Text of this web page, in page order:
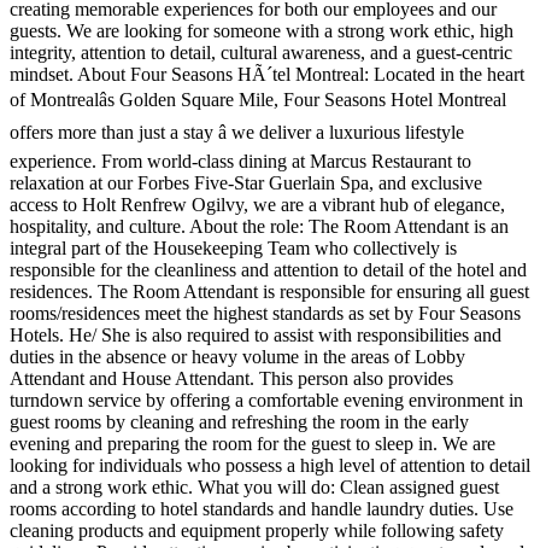
creating memorable experiences for both our employees and our
guests. We are looking for someone with a strong work ethic, high
integrity, attention to detail, cultural awareness, and a guest-centric
mindset. About Four Seasons HÃ´tel Montreal: Located in the heart
of Montrealâs Golden Square Mile, Four Seasons Hotel Montreal
offers more than just a stay â we deliver a luxurious lifestyle
experience. From world-class dining at Marcus Restaurant to
relaxation at our Forbes Five-Star Guerlain Spa, and exclusive
access to Holt Renfrew Ogilvy, we are a vibrant hub of elegance,
hospitality, and culture. About the role: The Room Attendant is an
integral part of the Housekeeping Team who collectively is
responsible for the cleanliness and attention to detail of the hotel and
residences. The Room Attendant is responsible for ensuring all guest
rooms/residences meet the highest standards as set by Four Seasons
Hotels. He/ She is also required to assist with responsibilities and
duties in the absence or heavy volume in the areas of Lobby
Attendant and House Attendant. This person also provides
turndown service by offering a comfortable evening environment in
guest rooms by cleaning and refreshing the room in the early
evening and preparing the room for the guest to sleep in. We are
looking for individuals who possess a high level of attention to detail
and a strong work ethic. What you will do: Clean assigned guest
rooms according to hotel standards and handle laundry duties. Use
cleaning products and equipment properly while following safety